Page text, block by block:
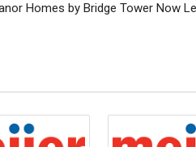
Homes by Bridge Tower Now